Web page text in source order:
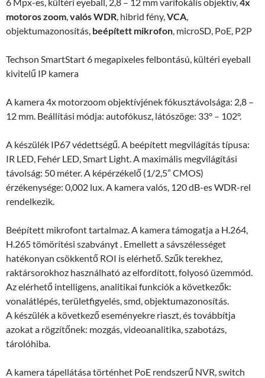
motoros zoom,valós WDR, hibrid fény,VCA,
objektumazonosítás, beépített mikrofon, microSD, PoE, P2P
Techson SmartStart 6 megapixeles felbontású, kültéri eyeball
kivitelű IP kamera
A kamera 4x motorzoom objektívjének fókusztávolsága: 2,8 –
12 mm. Beállítási módja: autofókusz, látószöge: 33° – 102°.
A készülék IP67 védettségű. A beépített megvilágítás típusa:
IR LED, Fehér LED, Smart Light. A maximális megvilágítási
távolság: 50 méter. A képérzékelő (1/2,5” CMOS)
érzékenysége: 0,002 lux. A kamera valós, 120 dB-es WDR-rel
rendelkezik.
Beépített mikrofont tartalmaz. A kamera támogatja a H.264,
H.265 tömörítési szabványt . Emellett a sávszélességet
hatékonyan csökkentő ROI is elérhető. Szűk terekhez,
raktársorokhoz használható az elfordított, folyosó üzemmód.
Az elérhető intelligens, analitikai funkciók a következők:
vonalátlépés, területfigyelés, smd, objektumazonosítás.
A készülék a következő eseményekre riaszt, és továbbítja
azokat a rögzítőnek: mozgás, videoanalitika, szabotázs,
tárolóhiba.
A kamera tápellátása történhet PoE rendszerű NVR, switch